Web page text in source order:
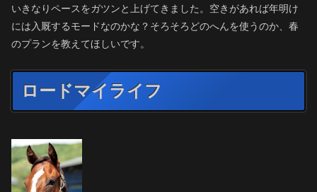
いきなりペースをガツンと上げてきました。空きがあれば年明け
には入厩するモードなのかな？そろそろどのへんを使うのか、春
のプランを教えてほしいです。
ロードマイライフ